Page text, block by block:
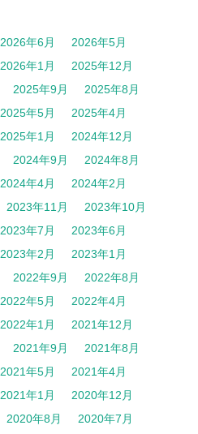
2026年6月
2026年5月
2026年1月
2025年12月
2025年9月
2025年8月
2025年5月
2025年4月
2025年1月
2024年12月
2024年9月
2024年8月
2024年4月
2024年2月
2023年11月
2023年10月
2023年7月
2023年6月
2023年2月
2023年1月
2022年9月
2022年8月
2022年5月
2022年4月
2022年1月
2021年12月
2021年9月
2021年8月
2021年5月
2021年4月
2021年1月
2020年12月
2020年8月
2020年7月